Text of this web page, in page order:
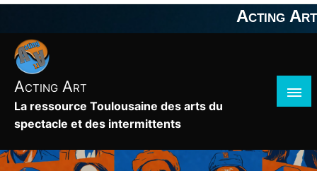
Skip
content
Acting Art
Acting Art
La ressource Toulousaine des arts du
spectacle et des intermittents